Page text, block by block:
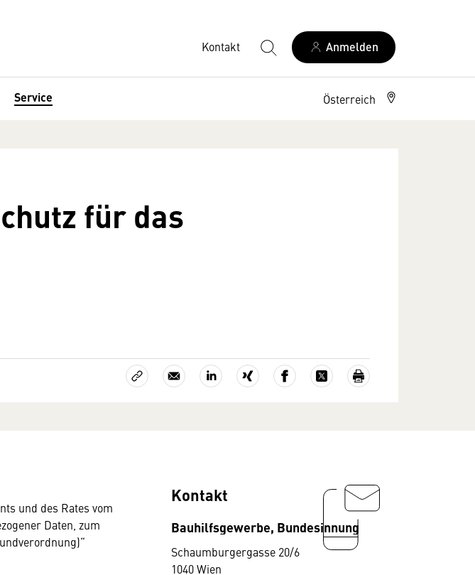
Kontakt Anmelden
Service Österreich
für das
und des Rates vom
Daten, zum
Kontakt
Bauhilfsgewerbe, Bundesinnung
Schaumburgergasse 20/6
1040 Wien